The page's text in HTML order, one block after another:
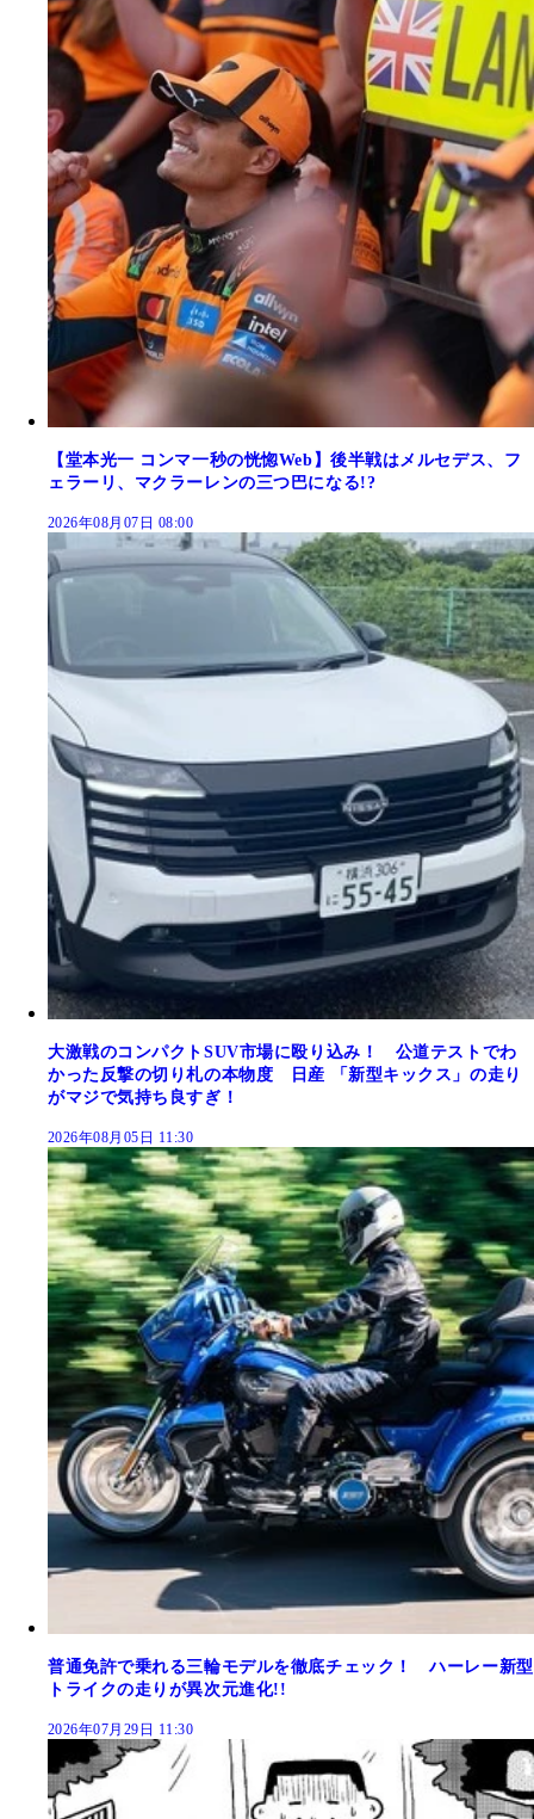
【堂本光一 コンマ一秒の恍惚Web】後半戦はメルセデス、フ
ェラーリ、マクラーレンの三つ巴になる!?
2026年08月07日 08:00
大激戦のコンパクトSUV市場に殴り込み！ 公道テストでわ
かった反撃の切り札の本物度 日産 「新型キックス」の走り
がマジで気持ち良すぎ！
2026年08月05日 11:30
普通免許で乗れる三輪モデルを徹底チェック！ ハーレー新型
トライクの走りが異次元進化!!
2026年07月29日 11:30